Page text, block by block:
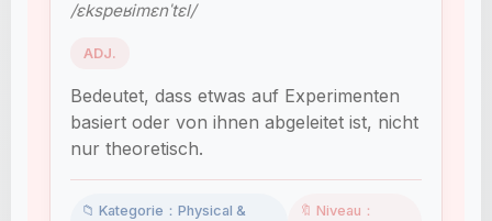
/ɛkspeʁimɛnˈtɛl/
ADJ.
Bedeutet, dass etwas auf Experimenten
basiert oder von ihnen abgeleitet ist, nicht
nur theoretisch.
📁 Kategorie：Physical &
🔖 Niveau：